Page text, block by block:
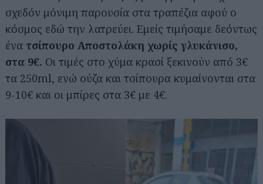
σχεδόν μόνιμη παρουσία στα τραπέζια αφού ο
κόσμος εδώ την λατρεύει. Εμείς τιμήσαμε δεόντως
ένα τσίπουρο Αποστολάκη χωρίς γλυκάνισο,
στα 9€. Οι τιμές στο χύμα κρασί ξεκινούν από 3€
τα 250ml, ενώ ούζα και τσίπουρα κυμαίνονται στα
9-10€ και οι μπίρες στα 3€ με 4€.